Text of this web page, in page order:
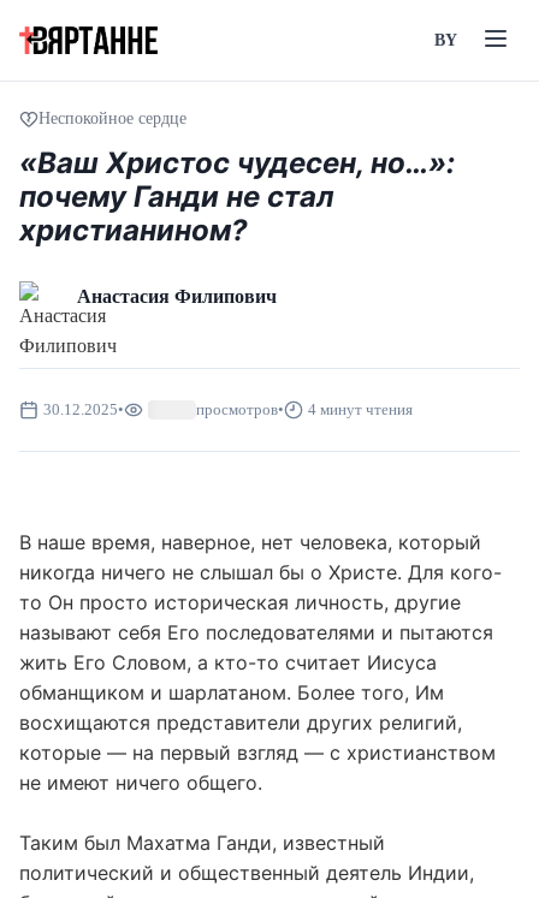
BY
Неспокойное сердце
«Ваш Христос чудесен, но…»:
почему Ганди не стал
христианином?
Анастасия Филипович
30.12.2025• просмотров• 4 минут чтения
В наше время, наверное, нет человека, который
никогда ничего не слышал бы о Христе. Для кого-
то Он просто историческая личность, другие
называют себя Его последователями и пытаются
жить Его Словом, а кто-то считает Иисуса
обманщиком и шарлатаном. Более того, Им
восхищаются представители других религий,
которые — на первый взгляд — с христианством
не имеют ничего общего.
Таким был Махатма Ганди, известный
политический и общественный деятель Индии,